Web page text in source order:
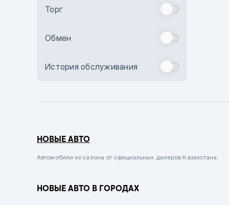
Бежевый
Комбинированный
Сиреневый металлик
Вишневый
Торг
Обмен
История обслуживания
НОВЫЕ АВТО
Автомобили из салона от официальных дилеров Казахстана.
НОВЫЕ АВТО В ГОРОДАХ